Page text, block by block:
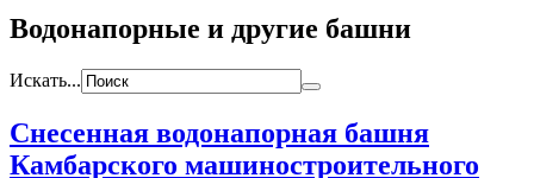
Водонапорные и другие башни
Искать...
Снесенная водонапорная башня
Камбарского машиностроительного